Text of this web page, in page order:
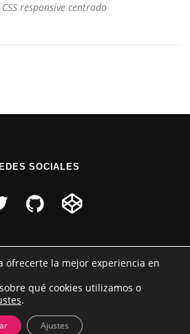
responsive centrado
SOCIALES
Pérez
FameThemes
ofrecerte la mejor experiencia en
qué cookies utilizamos o
.
Ajustes